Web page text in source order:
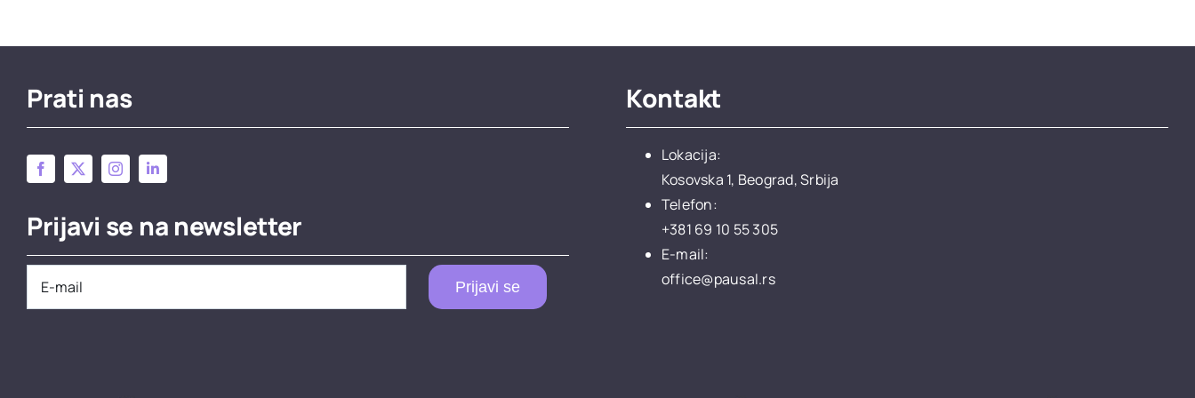
Prati nas
Prijavi se na newsletter
Prijavi se
Kontakt
Lokacija:
Kosovska 1, Beograd, Srbija
Telefon:
+381 69 10 55 305
E-mail:
office@pausal.rs